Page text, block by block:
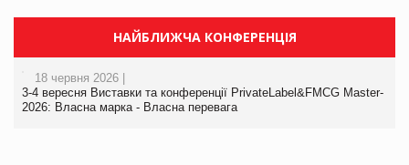
НАЙБЛИЖЧА КОНФЕРЕНЦІЯ
18 червня 2026 |
3-4 вересня Виставки та конференції PrivateLabel&FMCG Master-
2026: Власна марка - Власна перевага